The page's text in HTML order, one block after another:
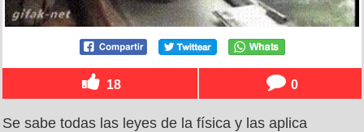
18 0
Se sabe todas las leyes de la física y las aplica